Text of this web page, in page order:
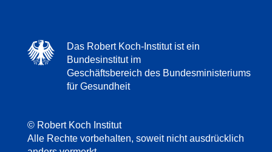
Das Robert Koch-Institut ist ein
Bundesinstitut im
Geschäftsbereich des Bundesministeriums
für Gesundheit
© Robert Koch Institut
Alle Rechte vorbehalten, soweit nicht ausdrücklich